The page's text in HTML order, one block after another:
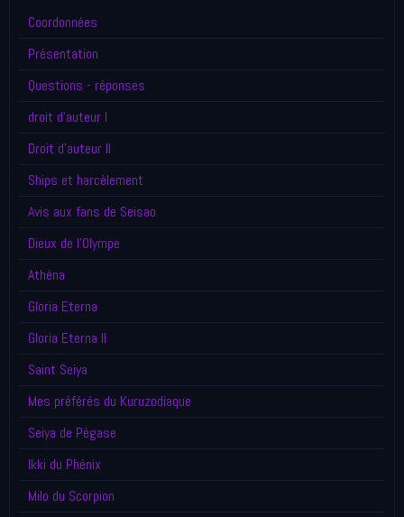
Coordonnées
Présentation
Questions - réponses
droit d'auteur I
Droit d'auteur II
Ships et harcèlement
Avis aux fans de Seisao
Dieux de l'Olympe
Athéna
Gloria Eterna
Gloria Eterna II
Saint Seiya
Mes préférés du Kuruzodiaque
Seiya de Pégase
Ikki du Phénix
Milo du Scorpion